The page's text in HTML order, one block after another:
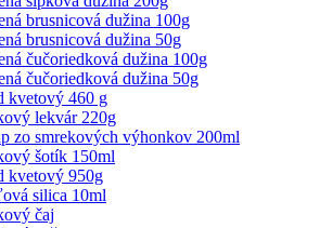
brusnicová dužina 100g
brusnicová dužina 50g
čučoriedková dužina 100g
čučoriedková dužina 50g
kvetový 460 g
lekvár 220g
zo smrekových výhonkov 200ml
šotík 150ml
kvetový 950g
silica 10ml
čaj